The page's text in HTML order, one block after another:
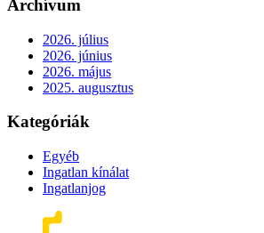
Archívum
2026. július
2026. június
2026. május
2025. augusztus
Kategóriák
Egyéb
Ingatlan kínálat
Ingatlanjog